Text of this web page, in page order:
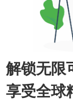
解锁无限
享受全球